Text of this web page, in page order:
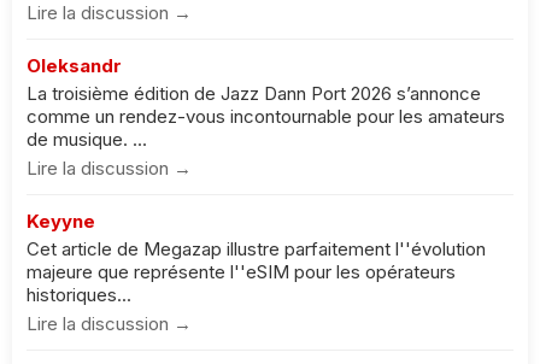
Lire la discussion →
Oleksandr
La troisième édition de Jazz Dann Port 2026 s’annonce
comme un rendez-vous incontournable pour les amateurs
de musique. ...
Lire la discussion →
Keyyne
Cet article de Megazap illustre parfaitement l''évolution
majeure que représente l''eSIM pour les opérateurs
historiques...
Lire la discussion →